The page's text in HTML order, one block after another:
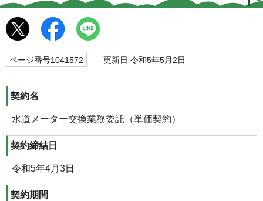
ページ番号1041572 更新日 令和5年5月2日
契約名
水道メーター交換業務委託（単価契約）
契約締結日
令和5年4月3日
契約期間